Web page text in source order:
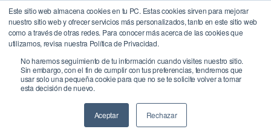
Este sitio web almacena cookies en tu PC. Estas cookies sirven para mejorar
nuestro sitio web y ofrecer servicios más personalizados, tanto en este sitio web
como a través de otras redes. Para conocer más acerca de las cookies que
utilizamos, revisa nuestra Política de Privacidad.
No haremos seguimiento de tu información cuando visites nuestro sitio.
Sin embargo, con el fin de cumplir con tus preferencias, tendremos que
usar solo una pequeña cookie para que no se te solicite volver a tomar
esta decisión de nuevo.
Aceptar Rechazar
BrandQuity
Inicio/ Productos etiquetados “deepseek”
deepseek